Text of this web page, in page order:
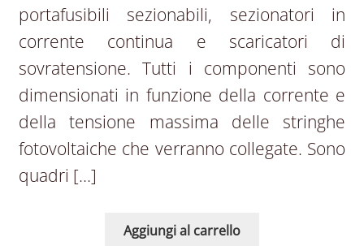
portafusibili sezionabili, sezionatori in
corrente continua e scaricatori di
sovratensione. Tutti i componenti sono
dimensionati in funzione della corrente e
della tensione massima delle stringhe
fotovoltaiche che verranno collegate. Sono
quadri […]
Aggiungi al carrello